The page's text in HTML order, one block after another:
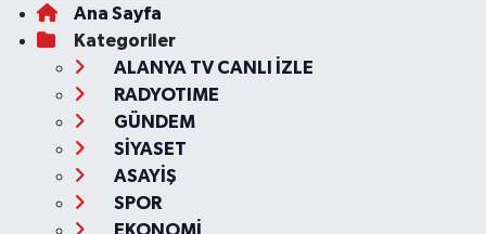
Ana Sayfa
Kategoriler
ALANYA TV CANLI İZLE
RADYOTIME
GÜNDEM
SİYASET
ASAYİŞ
SPOR
EKONOMİ